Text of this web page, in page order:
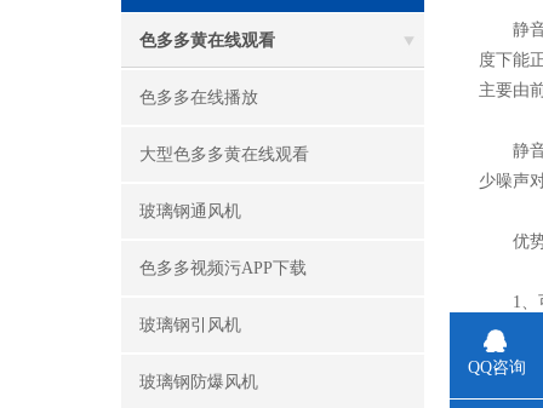
色多多黄在线观看
色多多在线播放
大型色多多黄在线观看
玻璃钢通风机
色多多视频污APP下载
玻璃钢引风机
玻璃钢防爆风机
静音箱
度下能正
主要由
静音箱
少噪声对
优势特
1
2、
QQ咨询